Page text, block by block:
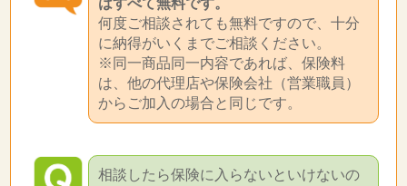
はすべて無料です。
何度ご相談されても無料ですので、十分
に納得がいくまでご相談ください。
※同一商品同一内容であれば、保険料
は、他の代理店や保険会社（営業職員）
からご加入の場合と同じです。
相談したら保険に入らないといけないの